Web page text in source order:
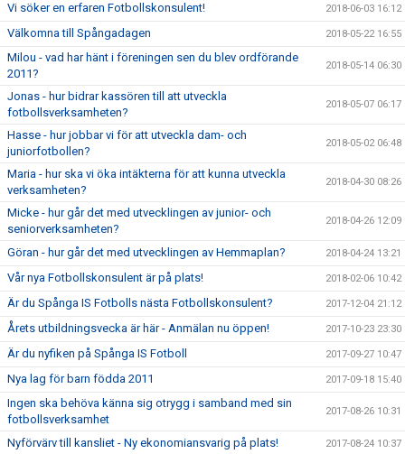
Vi söker en erfaren Fotbollskonsulent! 2018-06-03 16:12
Välkomna till Spångadagen 2018-05-22 16:55
Milou - vad har hänt i föreningen sen du blev ordförande
2011?
2018-05-14 06:30
Jonas - hur bidrar kassören till att utveckla
fotbollsverksamheten?
2018-05-07 06:17
Hasse - hur jobbar vi för att utveckla dam- och
juniorfotbollen?
2018-05-02 06:48
Maria - hur ska vi öka intäkterna för att kunna utveckla
verksamheten?
2018-04-30 08:26
Micke - hur går det med utvecklingen av junior- och
seniorverksamheten?
2018-04-26 12:09
Göran - hur går det med utvecklingen av Hemmaplan? 2018-04-24 13:21
Vår nya Fotbollskonsulent är på plats! 2018-02-06 10:42
Är du Spånga IS Fotbolls nästa Fotbollskonsulent? 2017-12-04 21:12
Årets utbildningsvecka är här - Anmälan nu öppen! 2017-10-23 23:30
Är du nyfiken på Spånga IS Fotboll 2017-09-27 10:47
Nya lag för barn födda 2011 2017-09-18 15:40
Ingen ska behöva känna sig otrygg i samband med sin
fotbollsverksamhet
2017-08-26 10:31
Nyförvärv till kansliet - Ny ekonomiansvarig på plats! 2017-08-24 10:37